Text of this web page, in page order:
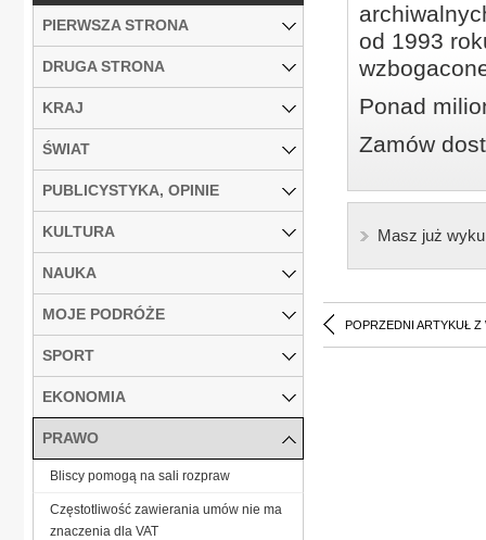
od 1993
Ponad
Zamów
Masz już
POPRZEDNI ARTYKUŁ Z
PIERWSZA STRONA
DRUGA STRONA
KRAJ
ŚWIAT
PUBLICYSTYKA, OPINIE
KULTURA
NAUKA
MOJE PODRÓŻE
SPORT
EKONOMIA
PRAWO
Bliscy pomogą na sali rozpraw
Częstotliwość zawierania umów nie ma
znaczenia dla VAT